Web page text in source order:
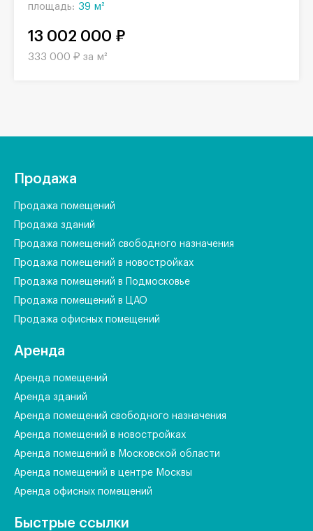
площадь: 39 м²
13 002 000 ₽
333 000 ₽ за м²
Продажа
Продажа помещений
Продажа зданий
Продажа помещений свободного назначения
Продажа помещений в новостройках
Продажа помещений в Подмосковье
Продажа помещений в ЦАО
Продажа офисных помещений
Аренда
Аренда помещений
Аренда зданий
Аренда помещений свободного назначения
Аренда помещений в новостройках
Аренда помещений в Московской области
Аренда помещений в центре Москвы
Аренда офисных помещений
Быстрые ссылки